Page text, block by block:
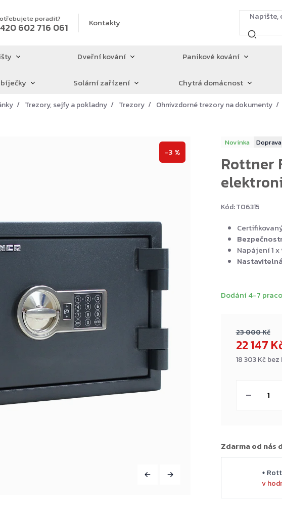
poradit?
602 716 061 Kontakty
Dveřní kování Panikové kování
Solární zařízení Chytrá domácnost
Trezory, sejfy a pokladny Trezory Ohnivzdorné trezory na dokumenty
Novinka
Rottner
Kód:T06315
–3 %
23 000 Kč
22 147
18 303 Kč bez
Dodání 4-7
Zdarma od nás
+
v
Napájení 1